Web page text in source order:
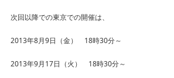
次回以降での東京での開催は、
2013年8月9日（金） 18時30分～
2013年9月17日（火） 18時30分～